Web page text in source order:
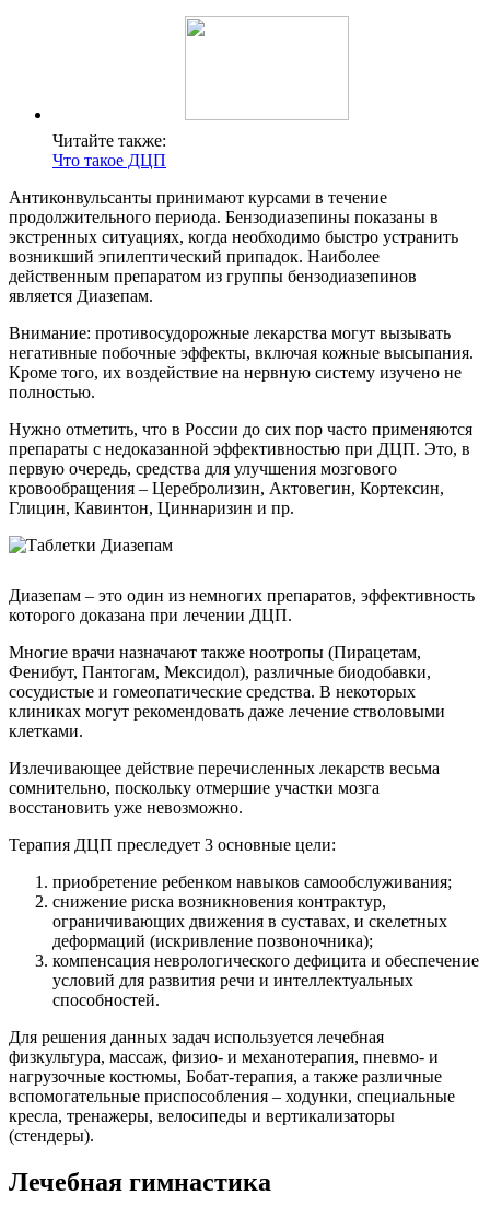
Читайте также:
Что такое ДЦП
Антиконвульсанты принимают курсами в течение
продолжительного периода. Бензодиазепины показаны в
экстренных ситуациях, когда необходимо быстро устранить
возникший эпилептический припадок. Наиболее
действенным препаратом из группы бензодиазепинов
является Диазепам.
Внимание: противосудорожные лекарства могут вызывать
негативные побочные эффекты, включая кожные высыпания.
Кроме того, их воздействие на нервную систему изучено не
полностью.
Нужно отметить, что в России до сих пор часто применяются
препараты с недоказанной эффективностью при ДЦП. Это, в
первую очередь, средства для улучшения мозгового
кровообращения – Церебролизин, Актовегин, Кортексин,
Глицин, Кавинтон, Циннаризин и пр.
Диазепам – это один из немногих препаратов, эффективность
которого доказана при лечении ДЦП.
Многие врачи назначают также ноотропы (Пирацетам,
Фенибут, Пантогам, Мексидол), различные биодобавки,
сосудистые и гомеопатические средства. В некоторых
клиниках могут рекомендовать даже лечение стволовыми
клетками.
Излечивающее действие перечисленных лекарств весьма
сомнительно, поскольку отмершие участки мозга
восстановить уже невозможно.
Терапия ДЦП преследует 3 основные цели:
приобретение ребенком навыков самообслуживания;
снижение риска возникновения контрактур,
ограничивающих движения в суставах, и скелетных
деформаций (искривление позвоночника);
компенсация неврологического дефицита и обеспечение
условий для развития речи и интеллектуальных
способностей.
Для решения данных задач используется лечебная
физкультура, массаж, физио- и механотерапия, пневмо- и
нагрузочные костюмы, Бобат-терапия, а также различные
вспомогательные приспособления – ходунки, специальные
кресла, тренажеры, велосипеды и вертикализаторы
(стендеры).
Лечебная гимнастика